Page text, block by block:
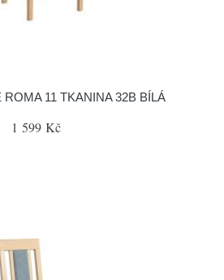
11 TKANINA 32B BÍLÁ
1 599 Kč